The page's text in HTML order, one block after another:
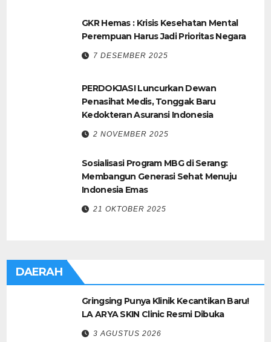
GKR Hemas : Krisis Kesehatan Mental
Perempuan Harus Jadi Prioritas Negara
7 DESEMBER 2025
PERDOKJASI Luncurkan Dewan
Penasihat Medis, Tonggak Baru
Kedokteran Asuransi Indonesia
2 NOVEMBER 2025
Sosialisasi Program MBG di Serang:
Membangun Generasi Sehat Menuju
Indonesia Emas
21 OKTOBER 2025
DAERAH
Gringsing Punya Klinik Kecantikan Baru!
LA ARYA SKIN Clinic Resmi Dibuka
3 AGUSTUS 2026